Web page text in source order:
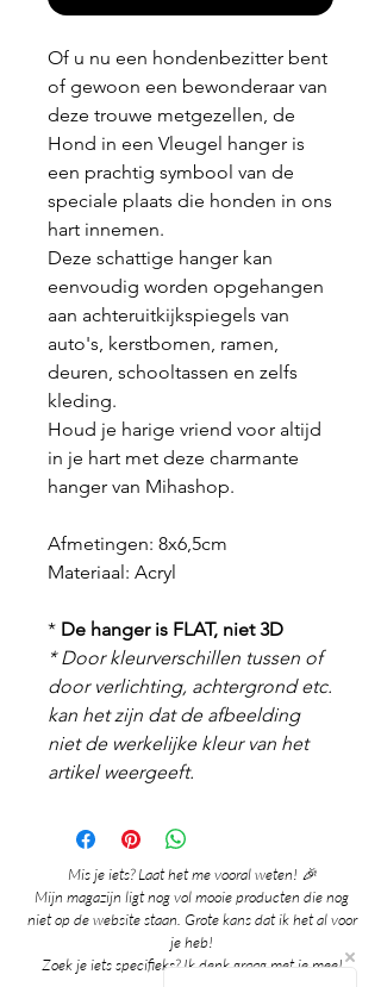
Of u nu een hondenbezitter bent
of gewoon een bewonderaar van
deze trouwe metgezellen, de
Hond in een Vleugel hanger is
een prachtig symbool van de
speciale plaats die honden in ons
hart innemen.
Deze schattige hanger kan
eenvoudig worden opgehangen
aan achteruitkijkspiegels van
auto's, kerstbomen, ramen,
deuren, schooltassen en zelfs
kleding.
Houd je harige vriend voor altijd
in je hart met deze charmante
hanger van Mihashop.
Afmetingen: 8x6,5cm
Materiaal: Acryl
* De hanger is FLAT, niet 3D
* Door kleurverschillen tussen of
door verlichting, achtergrond etc.
kan het zijn dat de afbeelding
niet de werkelijke kleur van het
artikel weergeeft.
Mis je iets? Laat het me vooral weten! 🎉
Mijn magazijn ligt nog vol mooie producten die nog
niet op de website staan. Grote kans dat ik het al voor
je heb!
Zoek je iets specifieks? Ik denk graag met je mee!